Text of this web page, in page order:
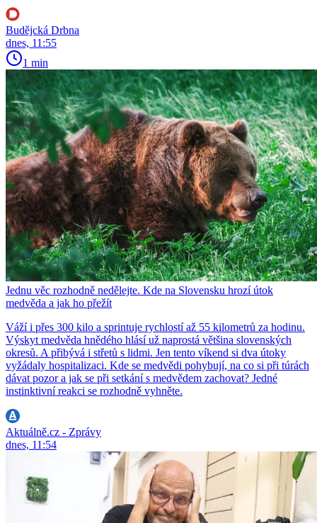
Budějcká Drbna
dnes, 11:55
1 min
Jednu věc rozhodně nedělejte. Kde na Slovensku hrozí útok
medvěda a jak ho přežít
Váží i přes 300 kilo a sprintuje rychlostí až 55 kilometrů za hodinu.
Výskyt medvěda hnědého hlásí už naprostá většina slovenských
okresů. A přibývá i střetů s lidmi. Jen tento víkend si dva útoky
vyžádaly hospitalizaci. Kde se medvědi pohybují, na co si při túrách
dávat pozor a jak se při setkání s medvědem zachovat? Jedné
instinktivní reakci se rozhodně vyhněte.
Aktuálně.cz - Zprávy
dnes, 11:54